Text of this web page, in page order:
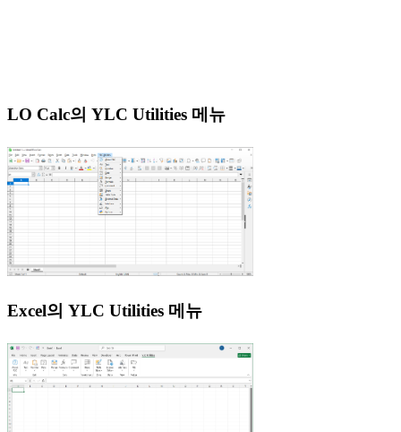
LO Calc의 YLC Utilities 메뉴
Excel의 YLC Utilities 메뉴